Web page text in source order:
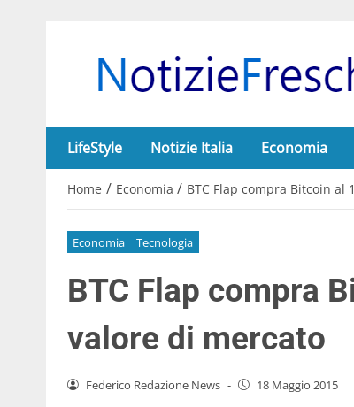
LifeStyle Notizie Italia Economia
Home / Economia / BTC Flap compra Bitcoin
Economia Tecnologia
BTC Flap compra
valore di mercato
Federico Redazione News - 18 Maggio 2015